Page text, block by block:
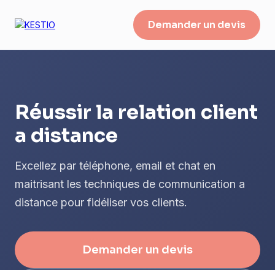
Demander un devis
Réussir la relation client
a distance
Excellez par téléphone, email et chat en
maitrisant les techniques de communication a
distance pour fidéliser vos clients.
Demander un devis